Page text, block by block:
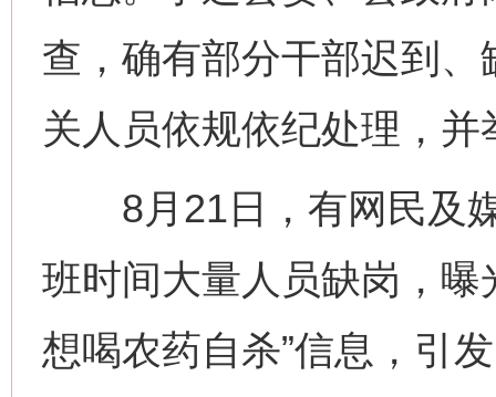
查，确有部分干部迟到
关人员依规依纪处理，
8月21日，有网民及媒
班时间大量人员缺岗，
想喝农药自杀”信息，引